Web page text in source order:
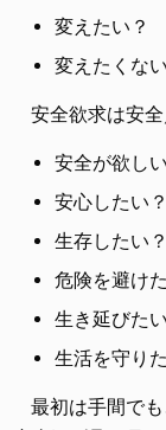
変えたい？
変えたくな
安全欲求は安
安全が欲し
安心したい？
生存したい？
危険を避け
生き延びた
生活を守り
最初は手間で